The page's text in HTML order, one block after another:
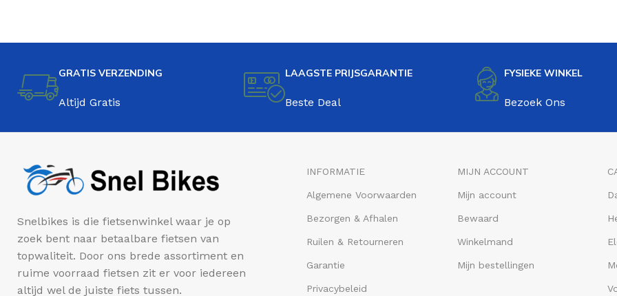
GRATIS VERZENDING
Altijd Gratis
LAAGSTE PRIJSGARANTIE
Beste Deal
FYSIEKE WINKEL
Bezoek Ons
Snelbikes is die fietsenwinkel waar je op
zoek bent naar betaalbare fietsen van
topwaliteit. Door ons brede assortiment en
ruime voorraad fietsen zit er voor iedereen
altijd wel de juiste fiets tussen.
INFORMATIE
Algemene Voorwaarden
Bezorgen & Afhalen
Ruilen & Retourneren
Garantie
Privacybeleid
MIJN ACCOUNT
Mijn account
Bewaard
Winkelmand
Mijn bestellingen